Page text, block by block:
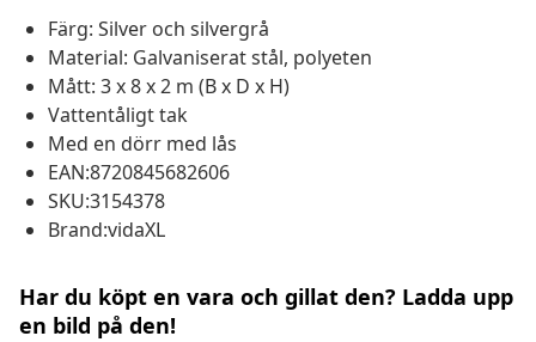
Färg: Silver och silvergrå
Material: Galvaniserat stål, polyeten
Mått: 3 x 8 x 2 m (B x D x H)
Vattentåligt tak
Med en dörr med lås
EAN:8720845682606
SKU:3154378
Brand:vidaXL
Har du köpt en vara och gillat den? Ladda upp
en bild på den!